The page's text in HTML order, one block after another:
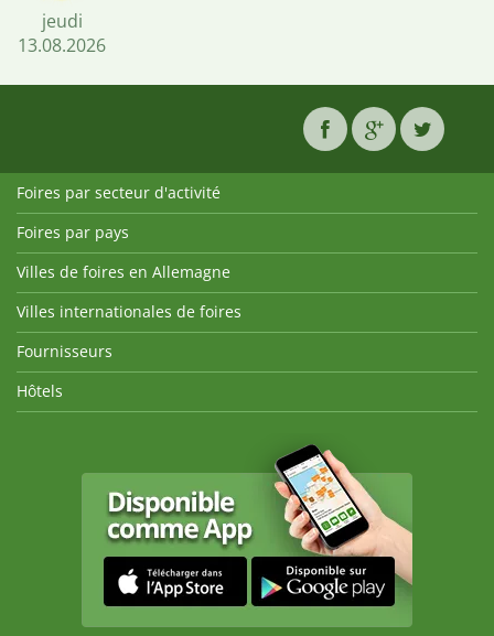
jeudi
13.08.2026
Foires par secteur d'activité
Foires par pays
Villes de foires en Allemagne
Villes internationales de foires
Fournisseurs
Hôtels